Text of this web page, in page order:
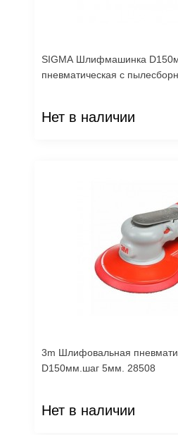
SIGMA Шлифмашинка
пневматическая с
Нет в наличии
3m Шлифовальная
D150мм.шаг 5мм. 28508
Нет в наличии